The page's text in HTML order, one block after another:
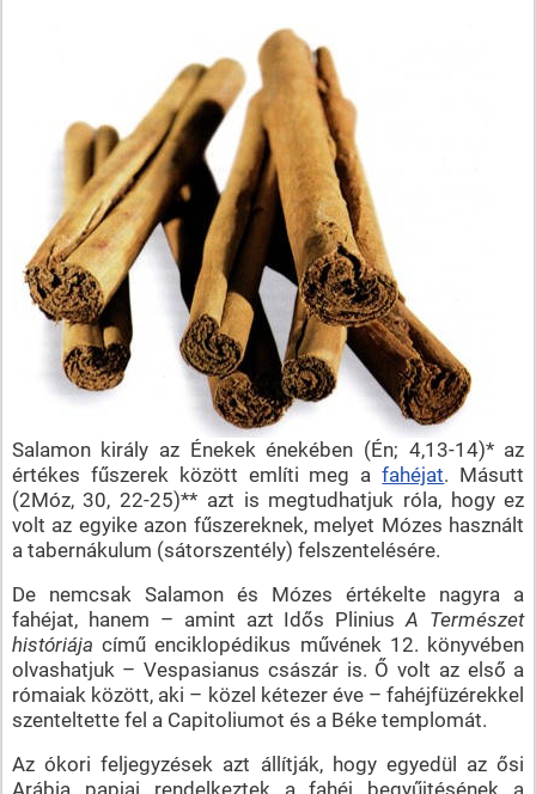
Salamon király az Énekek énekében (Én; 4,13-14)* az
értékes fűszerek között említi meg afahéjat. Másutt
(2Móz, 30, 22-25)** azt is megtudhatjuk róla, hogy ez
volt az egyike azon fűszereknek, melyet Mózes használt
a tabernákulum (sátorszentély) felszentelésére.
De nemcsak Salamon és Mózes értékelte nagyra a
fahéjat, hanem – amint azt Idős PliniusA Természet
históriája című enciklopédikus művének 12. könyvében
olvashatjuk – Vespasianus császár is. Ő volt az első a
rómaiak között, aki – közel kétezer éve – fahéjfüzérekkel
szenteltette fel a Capitoliumot és a Béke templomát.
Az ókori feljegyzések azt állítják, hogy egyedül az ősi
Arábia papjai rendelkeztek a fahéj begyűjtésének a